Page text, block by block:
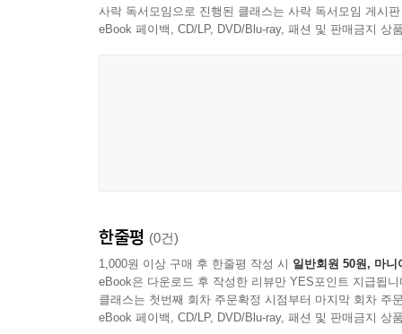
사락 독서모임으로 진행된 클래스는 사락 독서모임 게시
eBook 페이백, CD/LP, DVD/Blu-ray, 패션 및 판매금지 상
한줄평 (0건)
1,000원 이상 구매 후 한줄평 작성 시 일반회원 50원, 마니
eBook은 다운로드 후 작성한 리뷰만 YES포인트 지급됩니
클래스는 첫번째 회차 주문확정 시점부터 마지막 회차 주
eBook 페이백, CD/LP, DVD/Blu-ray, 패션 및 판매금지 상